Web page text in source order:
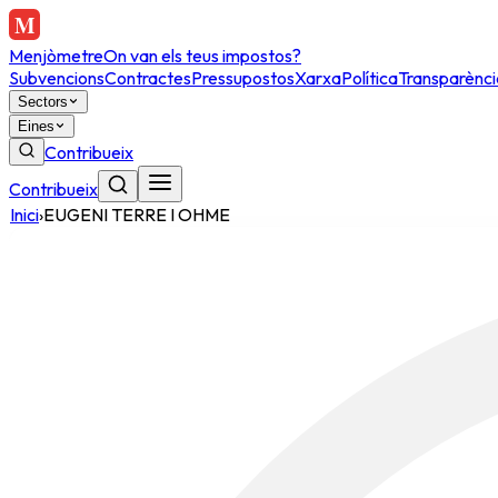
MenjòmetreOn van els teus impostos?
SubvencionsContractesPressupostosXarxaPolítica
Sectors
Eines
Contribueix
Contribueix
Inici›EUGENI TERRE I OHME